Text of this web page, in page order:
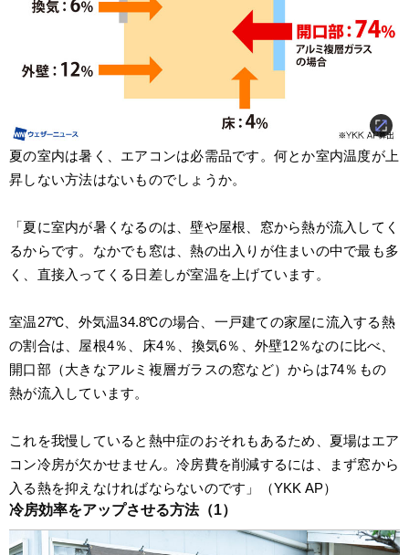
夏の室内は暑く、エアコンは必需品です。何とか室内温度が上
昇しない方法はないものでしょうか。
「夏に室内が暑くなるのは、壁や屋根、窓から熱が流入してく
るからです。なかでも窓は、熱の出入りが住まいの中で最も多
く、直接入ってくる日差しが室温を上げています。
室温27℃、外気温34.8℃の場合、一戸建ての家屋に流入する熱
の割合は、屋根4％、床4％、換気6％、外壁12％なのに比べ、
開口部（大きなアルミ複層ガラスの窓など）からは74％もの
熱が流入しています。
これを我慢していると熱中症のおそれもあるため、夏場はエア
コン冷房が欠かせません。冷房費を削減するには、まず窓から
入る熱を抑えなければならないのです」（YKK AP）
冷房効率をアップさせる方法（1）